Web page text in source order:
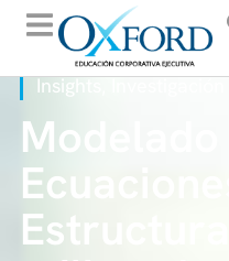
Insights
Modelado
Ecuaciones